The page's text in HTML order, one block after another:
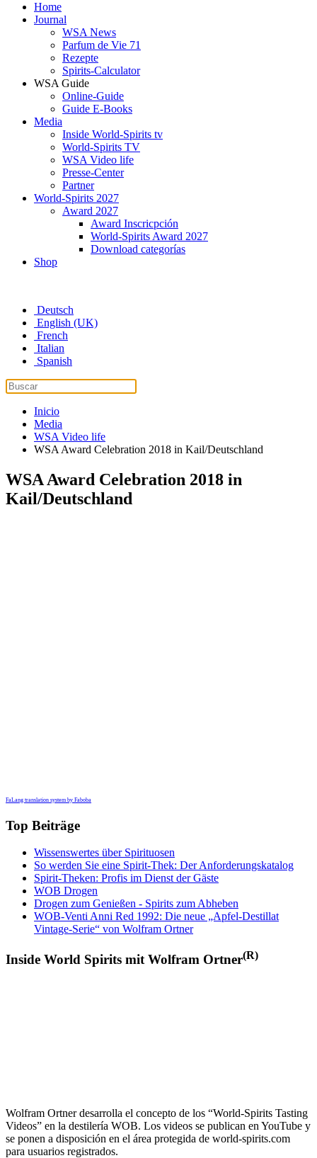
Home
Journal
WSA News
Parfum de Vie 71
Rezepte
Spirits-Calculator
WSA Guide
Online-Guide
Guide E-Books
Media
Inside World-Spirits tv
World-Spirits TV
WSA Video life
Presse-Center
Partner
World-Spirits 2027
Award 2027
Award Inscricpción
World-Spirits Award 2027
Download categorías
Shop
Deutsch
English (UK)
French
Italian
Spanish
Inicio
Media
WSA Video life
WSA Award Celebration 2018 in Kail/Deutschland
WSA Award Celebration 2018 in
Kail/Deutschland
FaLang translation system by Faboba
Top Beiträge
Wissenswertes über Spirituosen
So werden Sie eine Spirit-Thek: Der Anforderungskatalog
Spirit-Theken: Profis im Dienst der Gäste
WOB Drogen
Drogen zum Genießen - Spirits zum Abheben
WOB-Venti Anni Red 1992: Die neue „Apfel-Destillat
Vintage-Serie“ von Wolfram Ortner
Inside World Spirits mit Wolfram Ortner(R)
Wolfram Ortner desarrolla el concepto de los “World-Spirits Tasting
Videos” en la destilería WOB. Los videos se publican en YouTube y
se ponen a disposición en el área protegida de world-spirits.com
para usuarios registrados.